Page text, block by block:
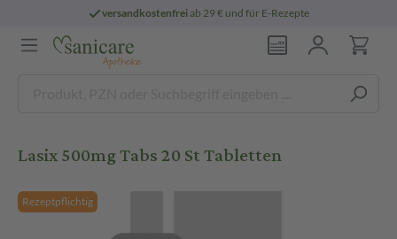
versandkostenfreiab 29 € und für E-Rezepte
Lasix 500mg Tabs 20 St Tabletten
Rezeptpflichtig